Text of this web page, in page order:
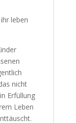
leben
nicht
und